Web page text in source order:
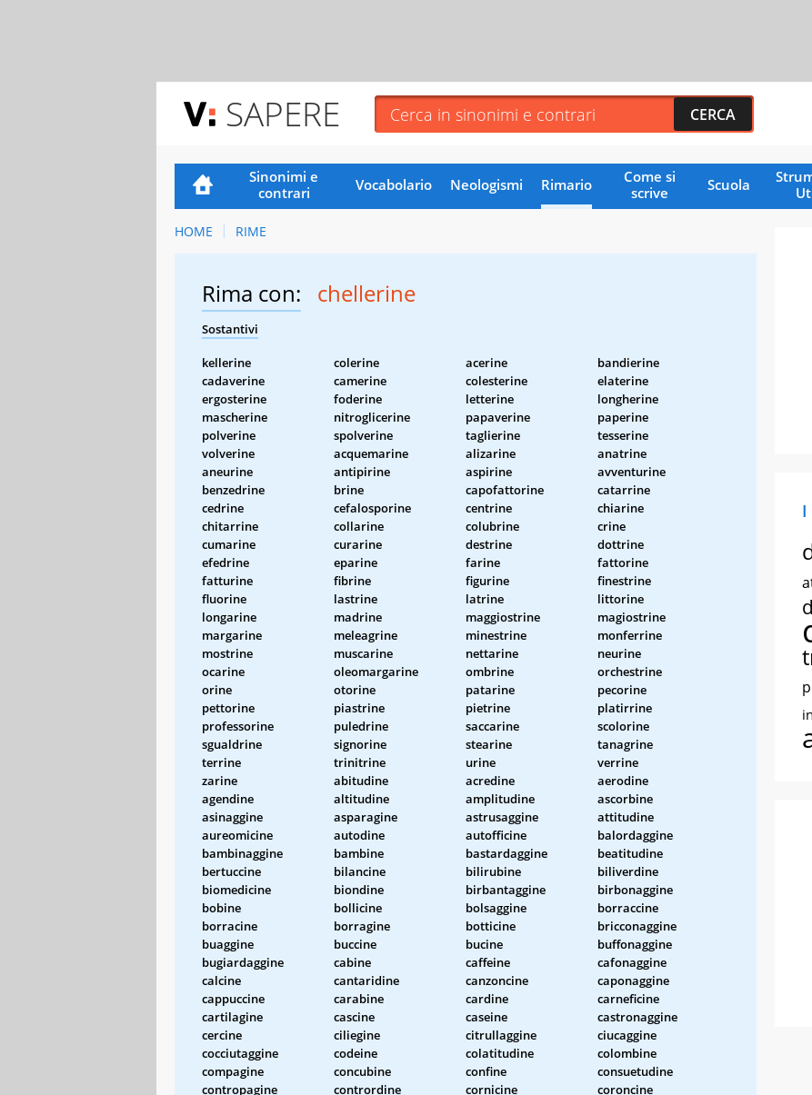
SAPERE
Sinonimi e
contrari
Vocabolario Neologismi Rimario
Come si
scrive
Scuola
HOME RIME
Rima con: chellerine
Sostantivi
kellerine colerine acerine
bandierine
cadaverine
camerine colesterine
elaterine
ergosterine
foderine letterine
longherine
mascherine
nitroglicerine papaverine
paperine
polverine
spolverine taglierine
tesserine
volverine
acquemarine alizarine
anatrine
aneurine
antipirine aspirine
avventurine
benzedrine
brine capofattorine
catarrine
cedrine
cefalosporine centrine
chiarine
chitarrine
collarine colubrine
crine
cumarine
curarine destrine
dottrine
efedrine
eparine farine
fattorine
fatturine
fibrine figurine
finestrine
fluorine
lastrine latrine
littorine
longarine
madrine maggiostrine
magiostrine
margarine
meleagrine minestrine
monferrine
mostrine
muscarine nettarine
neurine
ocarine
oleomargarine ombrine
orchestrine
orine
otorine patarine
pecorine
pettorine
piastrine pietrine
platirrine
professorine
puledrine saccarine
scolorine
sgualdrine
signorine stearine
tanagrine
terrine
trinitrine urine
verrine
zarine
abitudine acredine
aerodine
agendine
altitudine amplitudine
ascorbine
asinaggine
asparagine astrusaggine
attitudine
aureomicine
autodine autofficine
balordaggine
bambinaggine
bambine bastardaggine
beatitudine
bertuccine
bilancine bilirubine
biliverdine
biomedicine
biondine birbantaggine
birbonaggine
bobine
bollicine bolsaggine
borraccine
borracine
borragine botticine
bricconaggine
buaggine
buccine bucine
buffonaggine
bugiardaggine
cabine caffeine
cafonaggine
calcine
cantaridine canzoncine
caponaggine
cappuccine
carabine cardine
carneficine
cartilagine
cascine caseine
castronaggine
cercine
ciliegine citrullaggine
ciucaggine
cocciutaggine
codeine colatitudine
colombine
compagine
concubine confine
consuetudine
contropagine
contrordine cornicine
coroncine
I